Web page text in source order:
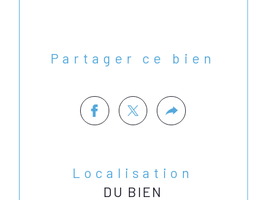
Partager ce bien
Localisation
DU BIEN